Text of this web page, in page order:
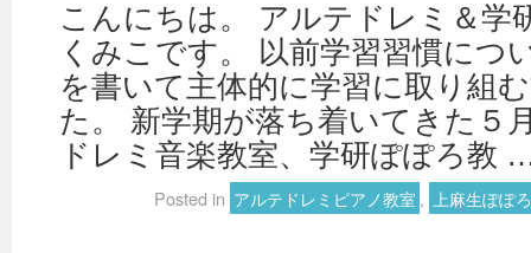
こんにちは。 アルテドレミ＆学
くみこです。 以前学習習慣につ
を書いて主体的に学習に取り組
た。 新学期が落ち着いてきた５
ドレミ音楽教室、学研ぽぽろ教
Posted in アルテドレミピアノ教室 , 上麻生ぽぽ